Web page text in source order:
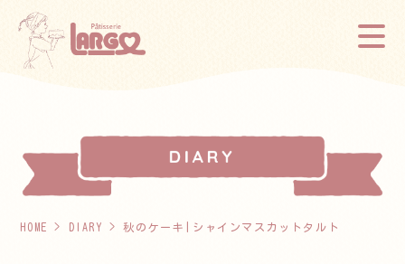
HOME > DIARY > 秋のケーキ|シャインマスカットタルト